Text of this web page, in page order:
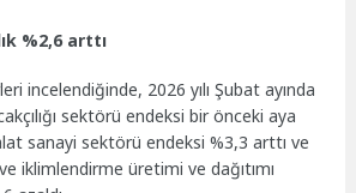
%2,6 arttı
incelendiğinde, 2026 yılı Şubat ayında
sektörü endeksi bir önceki aya
sanayi sektörü endeksi %3,3 arttı ve
iklimlendirme üretimi ve dağıtımı